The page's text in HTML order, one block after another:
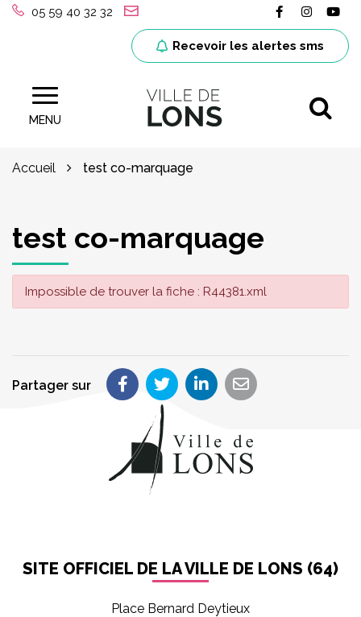
Gestion des traceurs
05 59 40 32 32 Lien vers le
Lien
Recevoir les alertes sms
MENU Site officiel de la ville de Lons (64)
Accueil test co-marquage
test co-marquage
Impossible de trouver la fiche : R44381.xml
Partager sur Partager sur Facebook
Partager sur Twitter
Partager sur LinkedIn
Partager par
SITE OFFICIEL DE LA VILLE DE LONS (64)
Place Bernard Deytieux